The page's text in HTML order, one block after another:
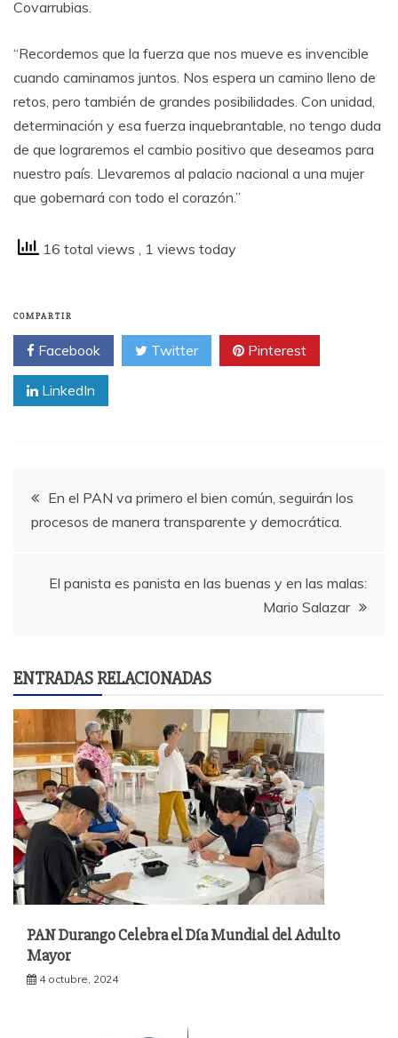
Covarrubias.
“Recordemos que la fuerza que nos mueve es invencible
cuando caminamos juntos. Nos espera un camino lleno de
retos, pero también de grandes posibilidades. Con unidad,
determinación y esa fuerza inquebrantable, no tengo duda
de que lograremos el cambio positivo que deseamos para
nuestro país. Llevaremos al palacio nacional a una mujer
que gobernará con todo el corazón.”
16 total views , 1 views today
COMPARTIR
Facebook Twitter Pinterest
LinkedIn
En el PAN va primero el bien común, seguirán los
procesos de manera transparente y democrática.
El panista es panista en las buenas y en las malas:
Mario Salazar
ENTRADAS RELACIONADAS
PAN Durango Celebra el Día Mundial del Adulto
Mayor
4 octubre, 2024